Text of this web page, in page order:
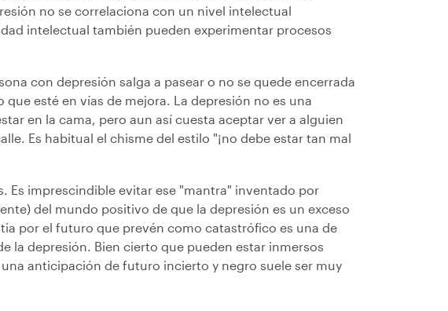
no se correlaciona con un nivel intelectual
intelectual también pueden experimentar procesos
con depresión salga a pasear o no se quede encerrada
esté en vías de mejora. La depresión no es una
en la cama, pero aun así cuesta aceptar ver a alguien
Es habitual el chisme del estilo "¡no debe estar tan mal
Es imprescindible evitar ese "mantra" inventado por
del mundo positivo de que la depresión es un exceso
por el futuro que prevén como catastrófico es una de
la depresión. Bien cierto que pueden estar inmersos
anticipación de futuro incierto y negro suele ser muy